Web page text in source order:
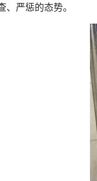
、严惩的态势。